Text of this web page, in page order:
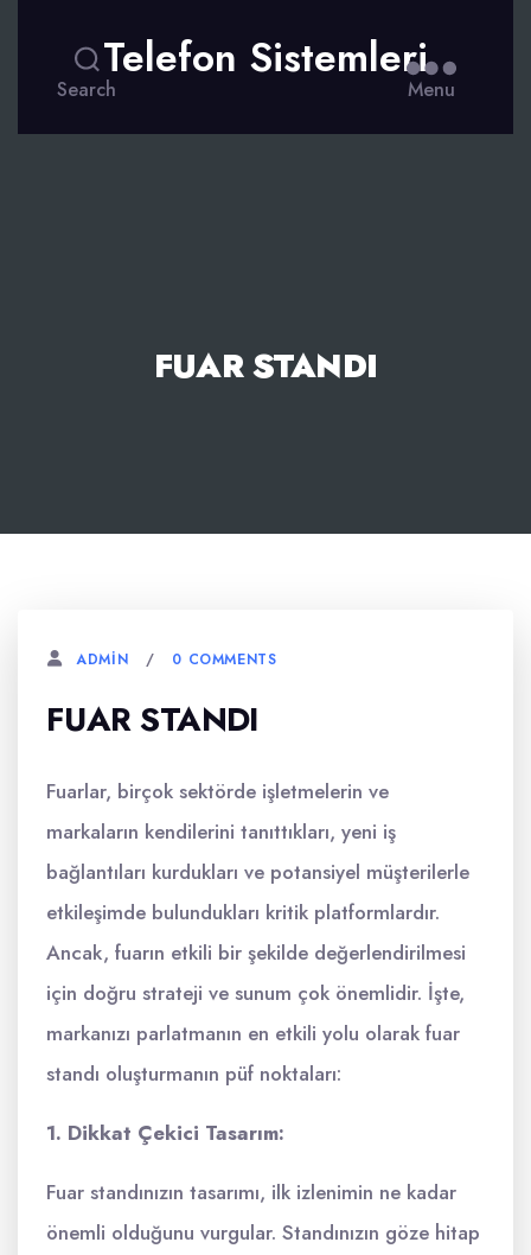
Search
Telefon Sistemleri
Menu
FUAR STANDI
ADMIN 0 COMMENTS
FUAR STANDI
Fuarlar, birçok sektörde işletmelerin ve
markaların kendilerini tanıttıkları, yeni iş
bağlantıları kurdukları ve potansiyel müşterilerle
etkileşimde bulundukları kritik platformlardır.
Ancak, fuarın etkili bir şekilde değerlendirilmesi
için doğru strateji ve sunum çok önemlidir. İşte,
markanızı parlatmanın en etkili yolu olarak fuar
standı oluşturmanın püf noktaları:
1. Dikkat Çekici Tasarım:
Fuar standınızın tasarımı, ilk izlenimin ne kadar
önemli olduğunu vurgular. Standınızın göze hitap